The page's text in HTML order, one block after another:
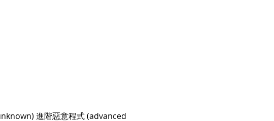
進階惡意程式 (advanced